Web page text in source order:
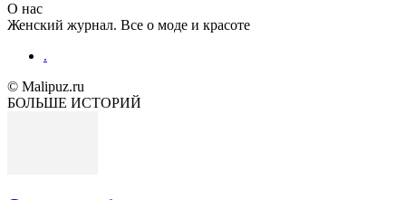
О нас
Женский журнал. Все о моде и красоте
.
© Malipuz.ru
БОЛЬШЕ ИСТОРИЙ